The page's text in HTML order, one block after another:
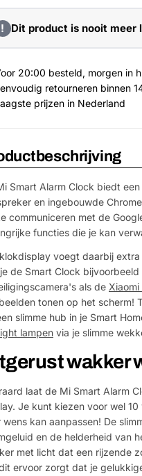
1 openen in venster
! Dit product is nooit meer
20:00 besteld, morgen in
retourneren binnen
prijzen in Nederland
Smart Alarm Clock biedt
en ingebouwde
communiceren met de
functies die je kan
voegt daarbij
de Smart Clock
als de
tonen op het scherm!
slimme hub in je Smart
lampen via je slimme
wakker
laat de Mi Smart Alarm
Je kunt kiezen voor wel
wens kan aanpassen! De
en de helderheid van
met licht dat een rijzende
ervoor zorgt dat je